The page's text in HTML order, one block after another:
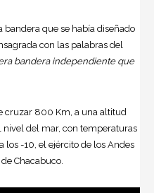
bandera que se había diseñado
con las palabras del
bandera independiente que
cruzar 800 Km, a una altitud
del mar, con temperaturas
los -10, el ejército de los Andes
Chacabuco.